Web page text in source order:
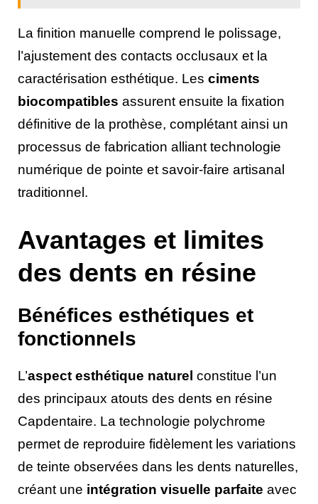
La finition manuelle comprend le polissage,
l’ajustement des contacts occlusaux et la
caractérisation esthétique. Les ciments
biocompatibles assurent ensuite la fixation
définitive de la prothèse, complétant ainsi un
processus de fabrication alliant technologie
numérique de pointe et savoir-faire artisanal
traditionnel.
Avantages et limites
des dents en résine
Bénéfices esthétiques et
fonctionnels
L’aspect esthétique naturel constitue l’un
des principaux atouts des dents en résine
Capdentaire. La technologie polychrome
permet de reproduire fidèlement les variations
de teinte observées dans les dents naturelles,
créant une intégration visuelle parfaite avec